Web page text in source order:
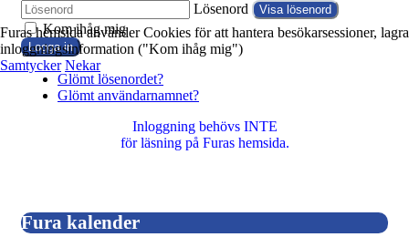
Lösenord
Visa lösenord
Kom ihåg mig
Logga in
Glömt lösenordet?
Glömt användarnamnet?
Inloggning behövs INTE
för läsning på Furas hemsida.
Fura kalender
Furas hemsida använder Cookies för att hantera besökarsessioner, lagra
inloggningsinformation ("Kom ihåg mig")
Samtycker Nekar